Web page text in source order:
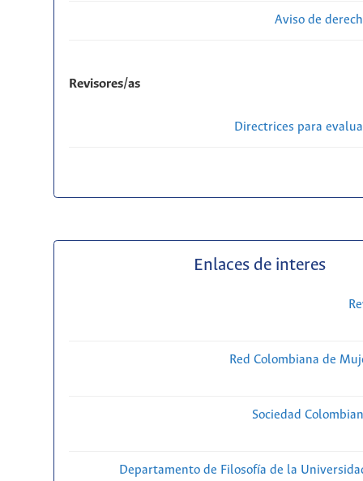
Aviso de
Revisores/as
Directrices para
Enlaces de interes
Red Colombiana de
Sociedad
Departamento de Filosofía de la